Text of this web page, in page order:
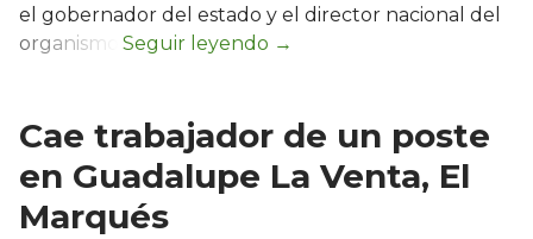
el gobernador del estado y el director nacional del
organismo.
Cae trabajador de un poste
en Guadalupe La Venta, El
Marqués